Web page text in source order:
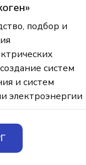
подбор и
систем
и систем
электроэнергии